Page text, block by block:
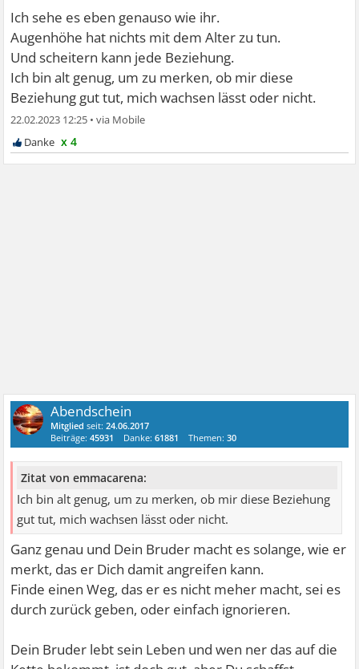
Ich sehe es eben genauso wie ihr.
Augenhöhe hat nichts mit dem Alter zu tun.
Und scheitern kann jede Beziehung.
Ich bin alt genug, um zu merken, ob mir diese
Beziehung gut tut, mich wachsen lässt oder nicht.
22.02.2023 12:25 •
x 4
Abendschein
Mitglied seit:24.06.2017
Beiträge:45931 Danke:61881 Themen:30
Zitat von emmacarena:
Ich bin alt genug, um zu merken, ob mir diese Beziehung
gut tut, mich wachsen lässt oder nicht.
Ganz genau und Dein Bruder macht es solange, wie er
merkt, das er Dich damit angreifen kann.
Finde einen Weg, das er es nicht meher macht, sei es
durch zurück geben, oder einfach ignorieren.
Dein Bruder lebt sein Leben und wen ner das auf die